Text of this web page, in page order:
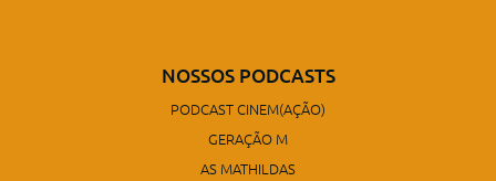
NOSSOS PODCASTS
PODCAST CINEM(AÇÃO)
GERAÇÃO M
AS MATHILDAS